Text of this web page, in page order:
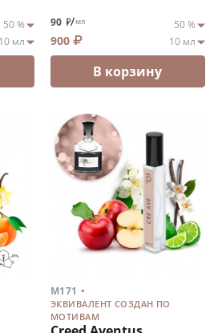
90 /мл
900
В корзину
M171 .
ЭКВИВАЛЕНТ СОЗДАН ПО
МОТИВАМ